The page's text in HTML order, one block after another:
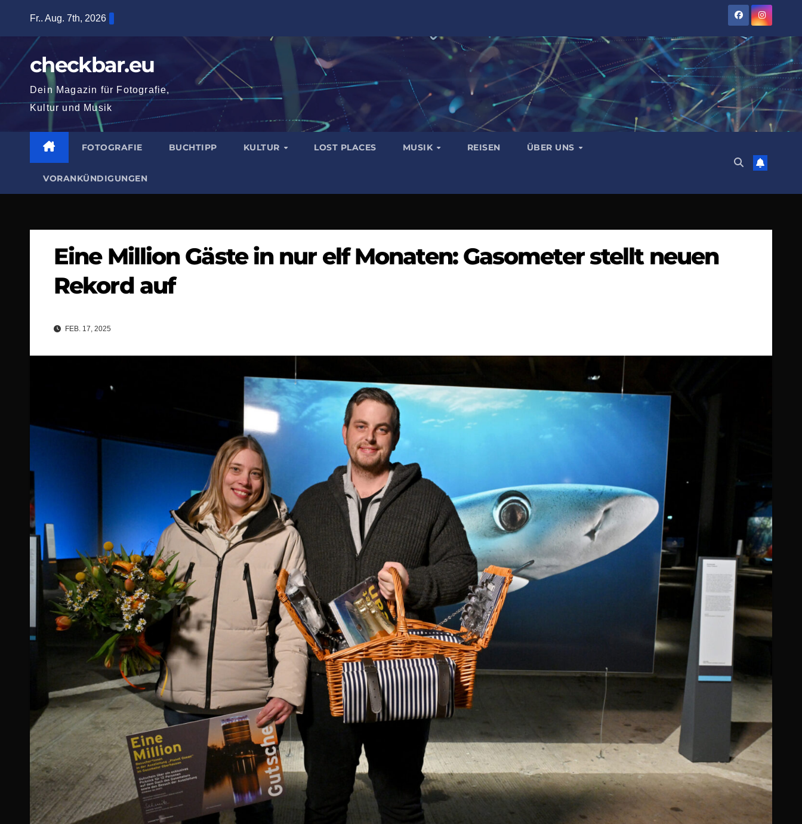
springen
Fr.. Aug. 7th, 2026
checkbar.eu
Dein Magazin für Fotografie,
Kultur und Musik
FOTOGRAFIE BUCHTIPP KULTUR LOST PLACES MUSIK REISEN ÜBER UNS
VORANKÜNDIGUNGEN
Eine Million Gäste in nur elf Monaten: Gasometer stellt neuen
Rekord auf
FEB. 17, 2025